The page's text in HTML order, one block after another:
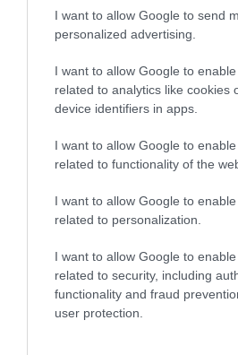
I want to allow Google to send
personalized advertising.
I want to allow Google to
related to analytics like cookies
device identifiers in apps.
I want to allow Google to
related to functionality of the
I want to allow Google to
related to personalization.
I want to allow Google to
related to security, including
functionality and fraud
user protection.
pillanatairól, legfinomabb
vidám vendégeikről és odaadó
Mindenkit szeretettel várnak,
azokat is, aki most
Nyitókép: Émile / Chripkó Lili
ÉMILE GERBAUD
BUDAPEST
2026. AUGUSZTUS 3. ●
étterembe
2026. JÚLIUS 7. ●
Nem mindegy, milyen